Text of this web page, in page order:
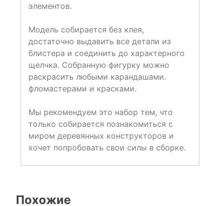
элементов.
Модель собирается без клея,
достаточно выдавить все детали из
блистера и соединить до характерного
щелчка. Собранную фигурку можно
раскрасить любыми карандашами.
фломастерами и красками.
Мы рекомендуем это набор тем, что
только собирается познакомиться с
миром деревянных конструкторов и
хочет попробовать свои силы в сборке.
Похожие